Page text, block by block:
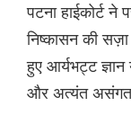
पटना हाईकोर्ट ने
निष्कासन की
हुए आर्यभट्ट ज्ञान
और अत्यंत असंगत